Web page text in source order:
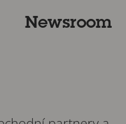
Newsroom